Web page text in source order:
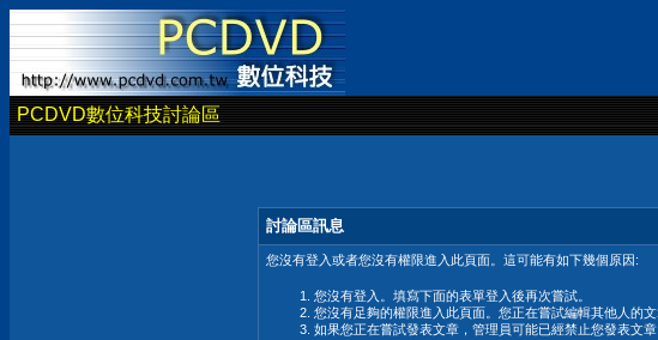
PCDVD數位科技討論區
討論區訊息
您沒有登入或者您沒有權限進入此頁面。這可能有如下幾個原因:
您沒有登入。填寫下面的表單登入後再次嘗試。
您沒有足夠的權限進入此頁面。您正在嘗試編輯其他人的
如果您正在嘗試發表文章，管理員可能已經禁止您發表文章